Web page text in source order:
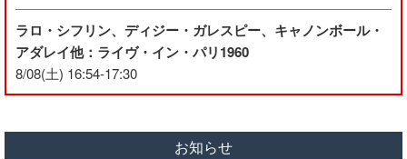
ラロ・シフリン、ディジー・ガレスピー、キャノンボール・
アダレイ他：ライヴ・イン・パリ1960
8/08(土) 16:54-17:30
お知らせ